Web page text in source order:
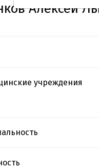
Алексей
учреждения